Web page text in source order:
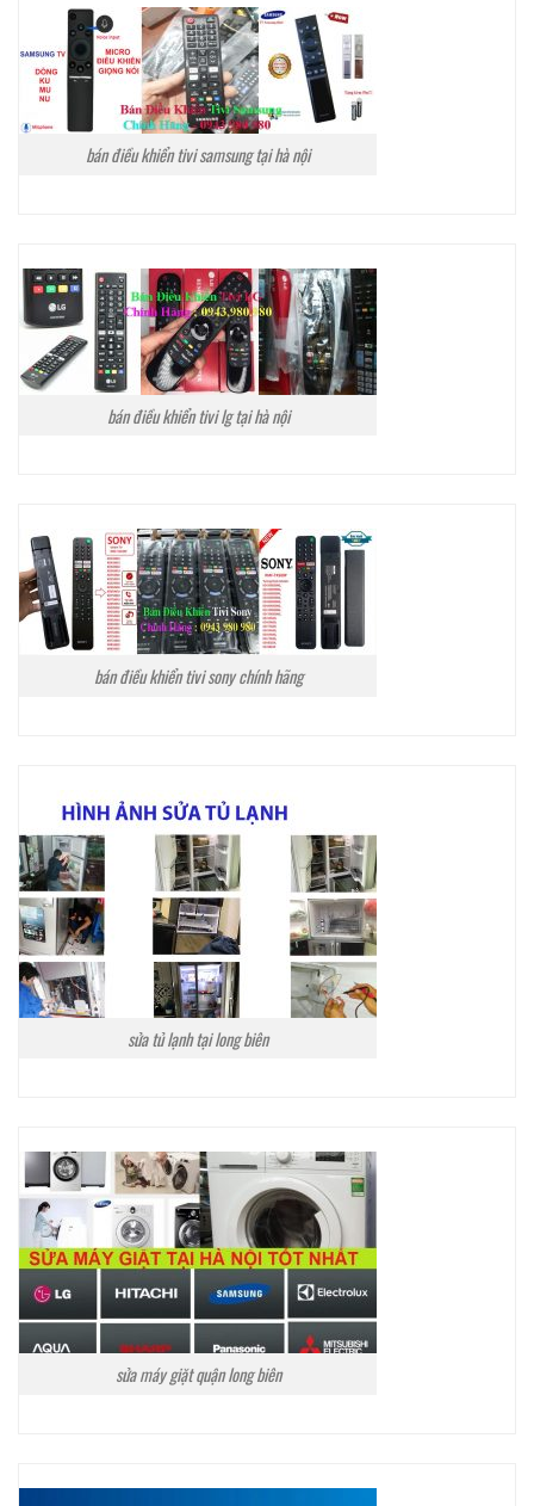
bán điều khiển tivi samsung tại hà nội
bán điều khiển tivi lg tại hà nội
bán điều khiển tivi sony chính hãng
sửa tủ lạnh tại long biên
sửa máy giặt quận long biên